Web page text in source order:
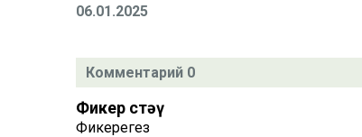
06.01.2025
Комментарий 0
Фикер өстәү
Фикерегез